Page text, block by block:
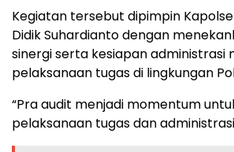
Kegiatan tersebut dipimpin
Didik Suhardianto dengan
sinergi serta kesiapan administrasi
pelaksanaan tugas di lingkungan
“Pra audit menjadi momentum
pelaksanaan tugas dan